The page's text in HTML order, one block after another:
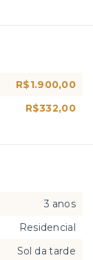
R$1.900,00
R$332,00
3 anos
Residencial
Sol da tarde